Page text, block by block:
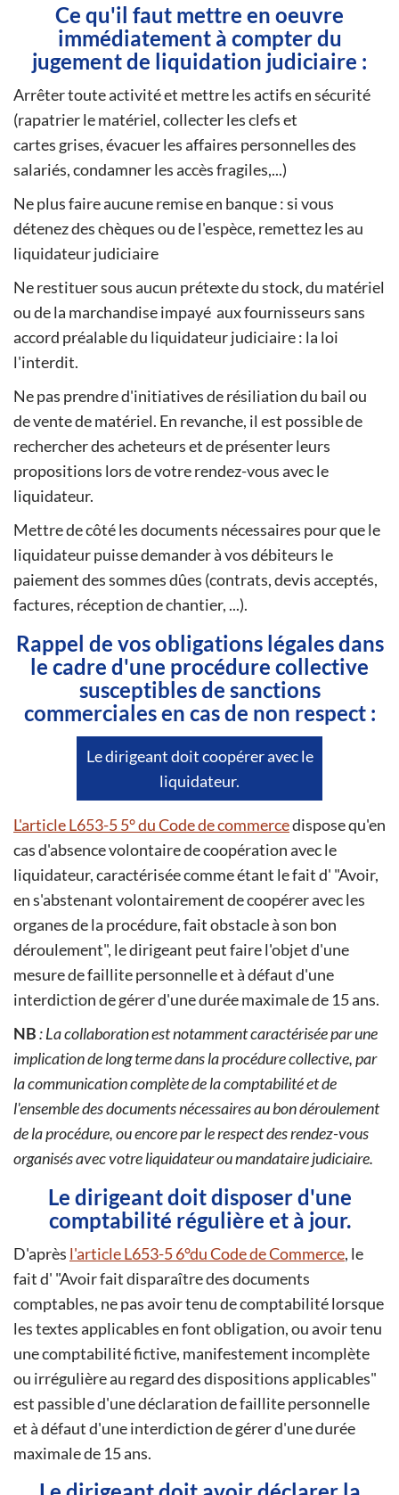
Ce qu'il faut mettre en oeuvre
immédiatement à compter du
jugement de liquidation judiciaire :
Arrêter toute activité et mettre les actifs en sécurité
(rapatrier le matériel, collecter les clefs et
cartes grises, évacuer les affaires personnelles des
salariés, condamner les accès fragiles,...)
Ne plus faire aucune remise en banque : si vous
détenez des chèques ou de l'espèce, remettez les au
liquidateur judiciaire
Ne restituer sous aucun prétexte du stock, du matériel
ou de la marchandise impayé aux fournisseurs sans
accord préalable du liquidateur judiciaire : la loi
l'interdit.
Ne pas prendre d'initiatives de résiliation du bail ou
de vente de matériel. En revanche, il est possible de
rechercher des acheteurs et de présenter leurs
propositions lors de votre rendez-vous avec le
liquidateur.
Mettre de côté les documents nécessaires pour que le
liquidateur puisse demander à vos débiteurs le
paiement des sommes dûes (contrats, devis acceptés,
factures, réception de chantier, ...).
Rappel de vos obligations légales dans
le cadre d'une procédure collective
susceptibles de sanctions
commerciales en cas de non respect :
Le dirigeant doit coopérer avec le
liquidateur.
L'article L653-5 5° du Code de commercedispose qu'en
cas d'absence volontaire de coopération avec le
liquidateur, caractérisée comme étant le fait d' "Avoir,
en s'abstenant volontairement de coopérer avec les
organes de la procédure, fait obstacle à son bon
déroulement", le dirigeant peut faire l'objet d'une
mesure de faillite personnelle et à défaut d'une
interdiction de gérer d'une durée maximale de 15 ans.
NB: La collaboration est notamment caractérisée par une
implication de long terme dans la procédure collective, par
la communication complète de la comptabilité et de
l'ensemble des documents nécessaires au bon déroulement
de la procédure, ou encore par le respect des rendez-vous
organisés avec votre liquidateur ou mandataire judiciaire.
Le dirigeant doit disposer d'une
comptabilité régulière et à jour.
D'après l'article L653-5 6°du Code de Commerce, le
fait d' Avoir fait disparaître des documents
comptables, ne pas avoir tenu de comptabilité lorsque
les textes applicables en font obligation, ou avoir tenu
une comptabilité fictive, manifestement incomplète
ou irrégulière au regard des dispositions applicables
est passible d'une déclaration de faillite personnelle
et à défaut d'une interdiction de gérer d'une durée
maximale de 15 ans.